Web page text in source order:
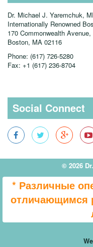
Dr. Michael J. Yaremchuk,
Internationally Renowned
170 Commonwealth Avenue,
Boston, MA 02116
Phone: (617) 726-5280
Fax: +1 (617) 236-8704
Social Connect
© 2026
* Различные
отличающимся